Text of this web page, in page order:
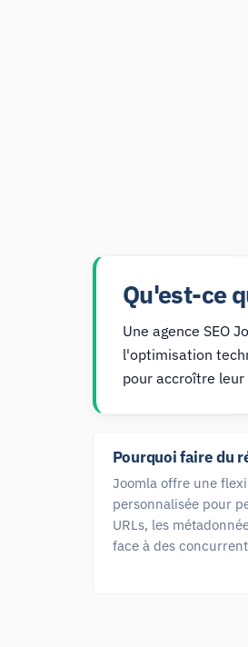
Qu'est-ce
Une agence SEO
l'optimisation
pour accroître
Pourquoi faire du
Joomla offre une
personnalisée pour
URLs, les
face à des